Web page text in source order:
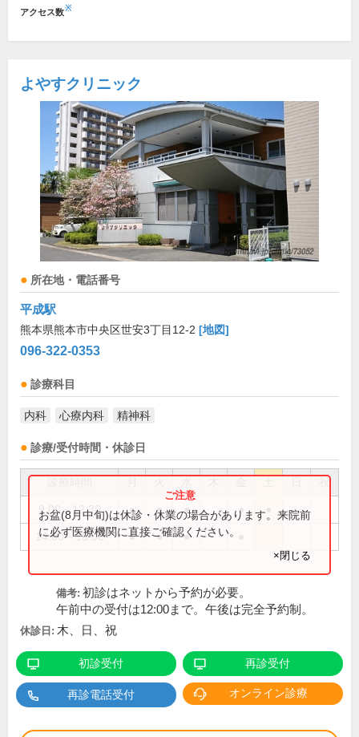
アクセス数※
よやすクリニック
所在地・電話番号
平成駅
熊本県熊本市中央区世安3丁目12-2 [地図]
096-322-0353
診療科目
内科 心療内科 精神科
診療/受付時間・休診日
祝
9:00～12:30 ● ● ● ●
14:00～18:00 ● ● ●
お盆(8月中旬)は休診・休業の場合があります。来院前
に必ず医療機関に直接ご確認ください。
×閉じる
備考: 初診はネットから予約が必要。
午前中の受付は12:00まで。午後は完全予約制。
休診日: 木、日、祝
初診受付 再診受付
再診電話受付 オンライン診療